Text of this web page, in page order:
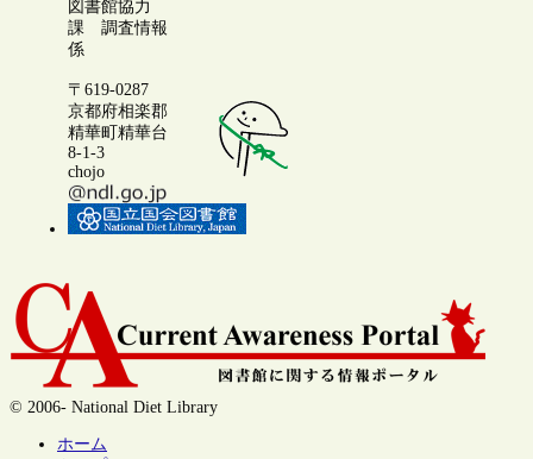
図書館協力
課 調査情報
係
〒619-0287
京都府相楽郡
精華町精華台
8-1-3
chojo
© 2006- National Diet Library
ホーム